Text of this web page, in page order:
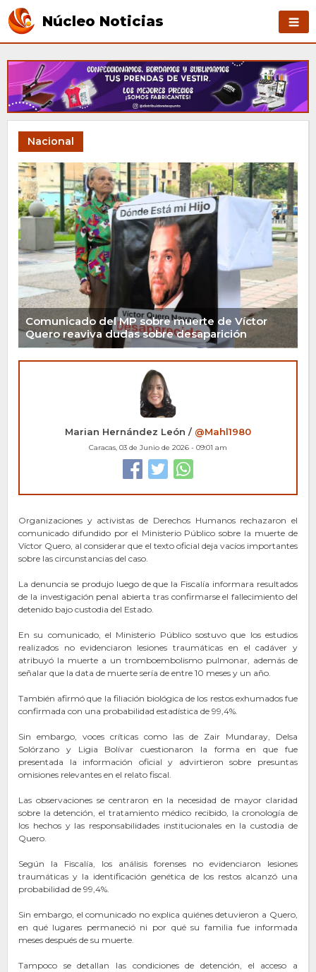
Núcleo Noticias
Nacional
Comunicado del MP sobre muerte de Víctor
Quero reaviva dudas sobre desaparición
Marian Hernández León / @Mahl1980
Caracas, 03 de Junio de 2026 - 09:01 am
Organizaciones y activistas de Derechos Humanos rechazaron el
comunicado difundido por el Ministerio Público sobre la muerte de
Víctor Quero, al considerar que el texto oficial deja vacíos importantes
sobre las circunstancias del caso.
La denuncia se produjo luego de que la Fiscalía informara resultados
de la investigación penal abierta tras confirmarse el fallecimiento del
detenido bajo custodia del Estado.
En su comunicado, el Ministerio Público sostuvo que los estudios
realizados no evidenciaron lesiones traumáticas en el cadáver y
atribuyó la muerte a un tromboembolismo pulmonar, además de
señalar que la data de muerte sería de entre 10 meses y un año.
También afirmó que la filiación biológica de los restos exhumados fue
confirmada con una probabilidad estadística de 99,4%.
Sin embargo, voces críticas como las de Zair Mundaray, Delsa
Solórzano y Ligia Bolívar cuestionaron la forma en que fue
presentada la información oficial y advirtieron sobre presuntas
omisiones relevantes en el relato fiscal.
Las observaciones se centraron en la necesidad de mayor claridad
sobre la detención, el tratamiento médico recibido, la cronología de
los hechos y las responsabilidades institucionales en la custodia de
Quero.
Según la Fiscalía, los análisis forenses no evidenciaron lesiones
traumáticas y la identificación genética de los restos alcanzó una
probabilidad de 99,4%.
Sin embargo, el comunicado no explica quiénes detuvieron a Quero,
en qué lugares permaneció ni por qué su familia fue informada
meses después de su muerte.
Tampoco se detallan las condiciones de detención, el acceso a